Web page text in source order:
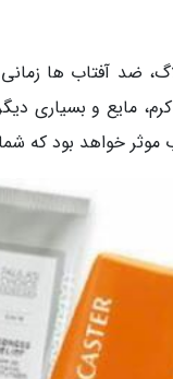
ضد آفتاب ها زمانی
مایع و بسیاری
خواهد بود که شما